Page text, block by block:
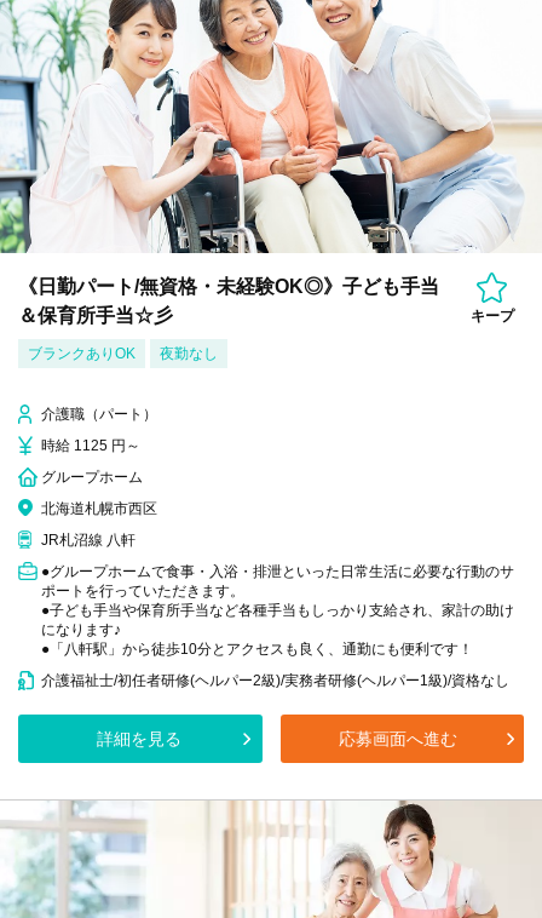
《日勤パート/無資格・未経験OK◎》子ども手当
＆保育所手当☆彡
キープ
ブランクありOK 夜勤なし
介護職（パート）
時給 1125 円～
グループホーム
北海道札幌市西区
JR札沼線 八軒
●グループホームで食事・入浴・排泄といった日常生活に必要な行動のサ
ポートを行っていただきます。
●子ども手当や保育所手当など各種手当もしっかり支給され、家計の助け
になります♪
●「八軒駅」から徒歩10分とアクセスも良く、通勤にも便利です！
介護福祉士/初任者研修(ヘルパー2級)/実務者研修(ヘルパー1級)/資格なし
詳細を見る 応募画面へ進む